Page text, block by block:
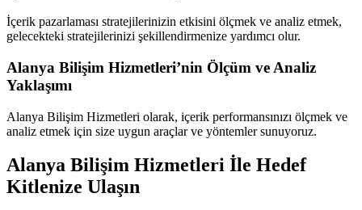
İçerik pazarlaması stratejilerinizin etkisini ölçmek ve analiz etmek,
gelecekteki stratejilerinizi şekillendirmenize yardımcı olur.
Alanya Bilişim Hizmetleri’nin Ölçüm ve Analiz
Yaklaşımı
Alanya Bilişim Hizmetleri olarak, içerik performansınızı ölçmek ve
analiz etmek için size uygun araçlar ve yöntemler sunuyoruz.
Alanya Bilişim Hizmetleri İle Hedef
Kitlenize Ulaşın